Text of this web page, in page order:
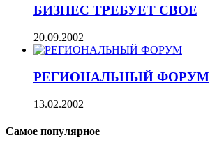
БИЗНЕС ТРЕБУЕТ СВОЕ
20.09.2002
РЕГИОНАЛЬНЫЙ ФОРУМ
13.02.2002
Самое популярное